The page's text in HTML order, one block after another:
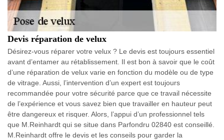
Devis réparation de velux
Désirez-vous réparer votre velux ? Le devis est toujours essentiel
avant d’entamer au rétablissement. Il est bon à savoir que le coût
d’une réparation de velux varie en fonction du modèle ou de type
de vitrage. Aussi, l’intervention d’un expert est toujours
recommandée pour votre sécurité parce que ce travail nécessite
de l’expérience et vous savez bien que travailler en hauteur peut
être dangereux et risquer. Alors, l’appui d’un professionnel tels
que M.Reinhardt qui se situe dans Parfondru 02840 est conseillé.
M.Reinhardt offre le devis et les conseils pour garder la